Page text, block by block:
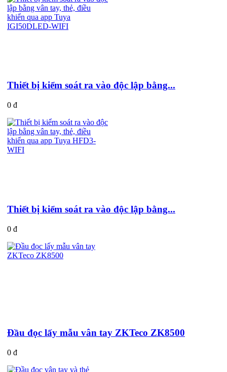
Thiết bị kiểm soát ra vào độc lập bằng...
0 đ
Thiết bị kiểm soát ra vào độc lập bằng...
0 đ
Đầu đọc lấy mẫu vân tay ZKTeco ZK8500
0 đ